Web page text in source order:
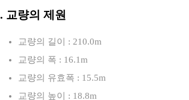
교량의 제원
교량의 길이 : 210.0m
교량의 폭 : 16.1m
교량의 유효폭 : 15.5m
교량의 높이 : 18.8m